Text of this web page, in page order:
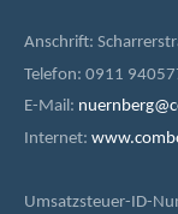
Anschrift:
Telefon: 0911
E-Mail:
Internet:
Umsatzsteuer-ID-